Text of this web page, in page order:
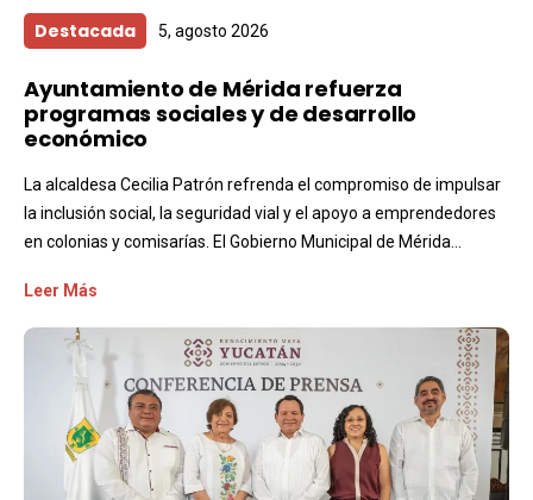
Destacada 5, agosto 2026
Ayuntamiento de Mérida refuerza
programas sociales y de desarrollo
económico
La alcaldesa Cecilia Patrón refrenda el compromiso de impulsar
la inclusión social, la seguridad vial y el apoyo a emprendedores
en colonias y comisarías. El Gobierno Municipal de Mérida...
Leer Más